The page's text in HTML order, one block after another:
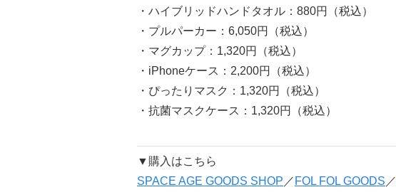
・ハイブリッドハンドタオル：880円（税込）
・プルパーカー：6,050円（税込）
・マグカップ：1,320円（税込）
・iPhoneケース：2,200円（税込）
・ぴったりマスク：1,320円（税込）
・抗菌マスクケース：1,320円（税込）
▼購入はこちら
SPACE AGE GOODS SHOP ／ FOL FOL GOODS ／